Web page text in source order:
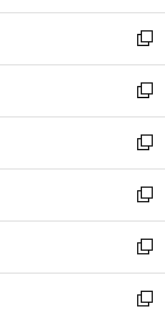
開
く
ウ
で
開
く
ン
ド
ウ
で
開
く
ウ
ィ
ン
ド
ウ
で
開
く
新
し
い
ウ
ィ
ン
ド
ウ
で
開
く
新
し
い
ウ
ィ
ン
ド
ウ
で
新
し
い
ウ
ィ
ン
ド
新
し
い
ウ
ィ
新
し
い
新